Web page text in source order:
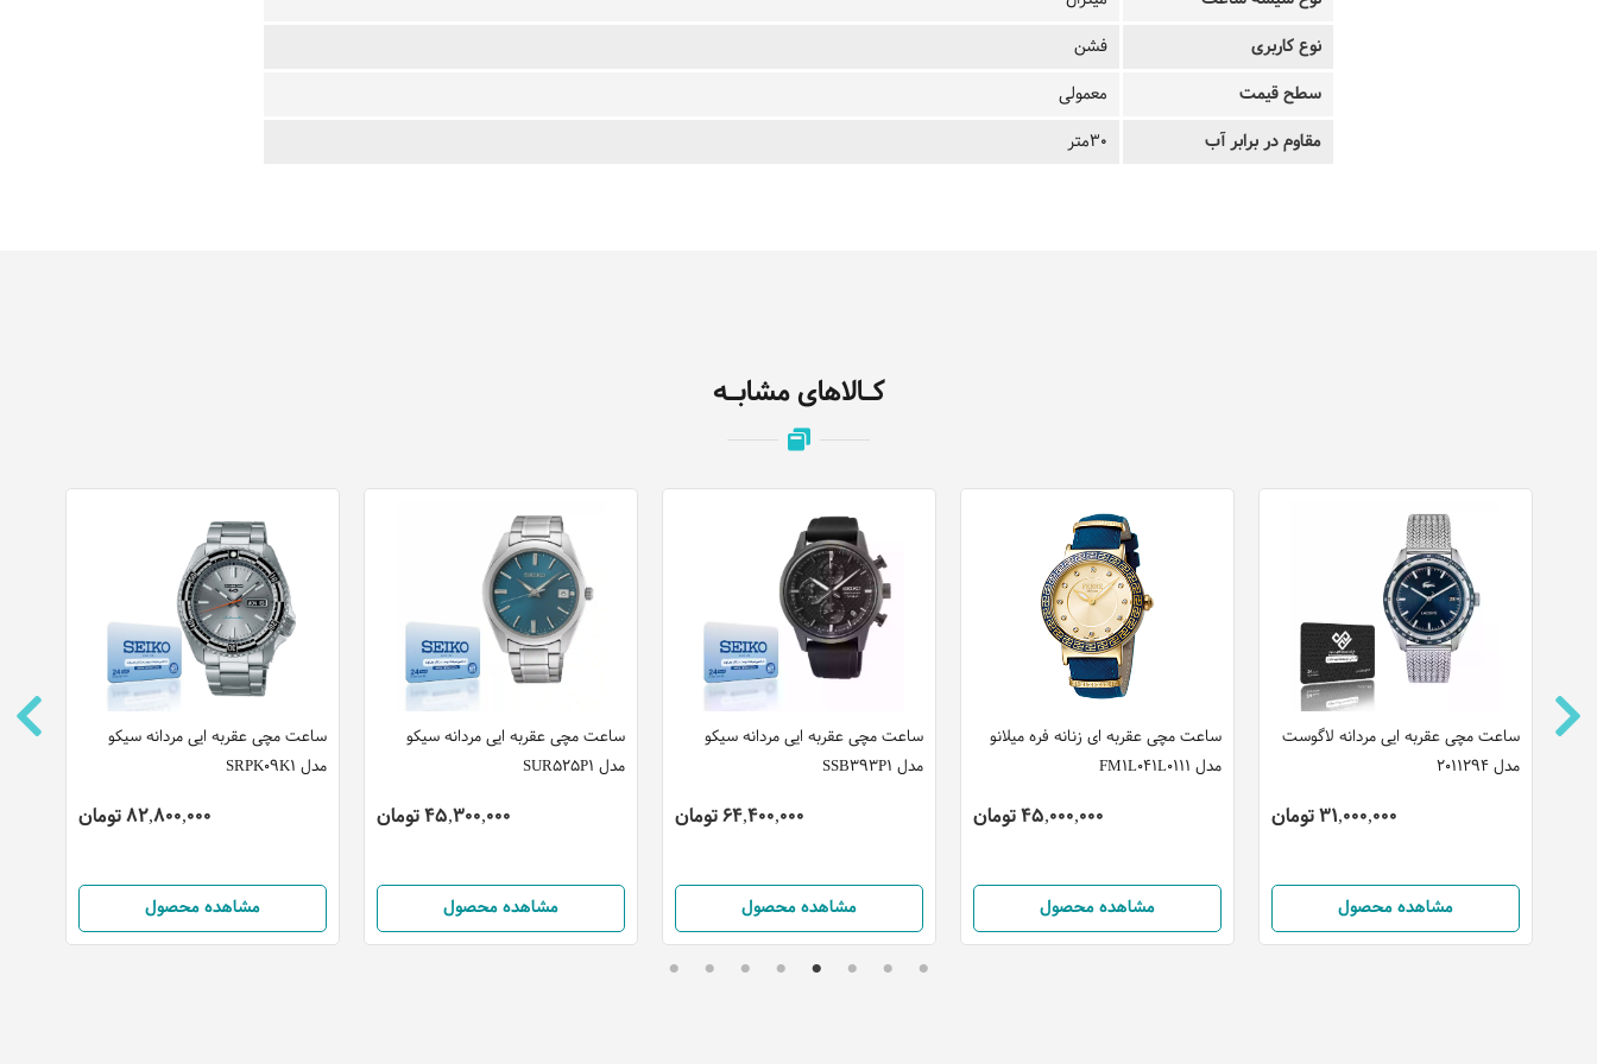
نوع کاربری
فشن
سطح قیمت
معمولی
مقاوم در برابر آب
30متر
کـالاهای مشابـه
ساعت مچی عقربه ایی مردانه سیکو
مدل SRPK09K1
82,800,000 تومان
مشاهده محصول
ساعت مچی عقربه ایی مردانه سیکو
مدل SUR525P1
45,300,000 تومان
مشاهده محصول
ساعت مچی عقربه ایی مردانه سیکو
مدل SSB393P1
64,400,000 تومان
مشاهده محصول
ساعت مچی عقربه ای زنانه فره میلانو
مدل FM1L041L0111
45,000,000 تومان
مشاهده محصول
ساعت مچی عقربه ایی مردانه لاگوست
مدل 2011294
31,000,000 تومان
مشاهده محصول